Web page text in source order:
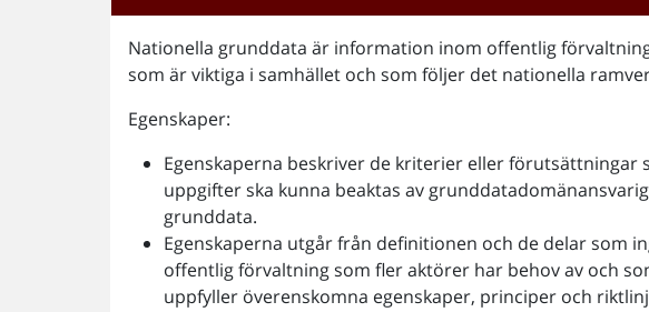
Nationella grunddata är information inom offentlig
som är viktiga i samhället och som följer det nationella
Egenskaper:
Egenskaperna beskriver de kriterier eller förutsättningar
uppgifter ska kunna beaktas av
grunddata.
Egenskaperna utgår från definitionen och de delar som
offentlig förvaltning som fler aktörer har behov av och
uppfyller överenskomna egenskaper, principer och